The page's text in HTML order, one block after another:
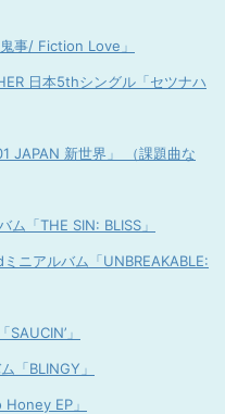
事/ Fiction Love」
日本5thシングル「セツナハ
JAPAN 新世界」 （課題曲な
「THE SIN: BLISS」
ニアルバム「UNBREAKABLE:
」
「BLINGY」
EP」